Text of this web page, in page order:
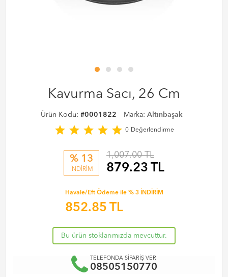
Kavurma Sacı, 26 Cm
Ürün Kodu: #0001822 Marka: Altınbaşak
star star star star star 0 Değerlendirme
% 13
İNDİRİM
1,007.00 TL
879.23 TL
Havale/Eft Ödeme ile % 3 İNDİRİM
852.85 TL
Bu ürün stoklarımızda mevcuttur.
TELEFONDA SİPARİŞ VER
08505150770